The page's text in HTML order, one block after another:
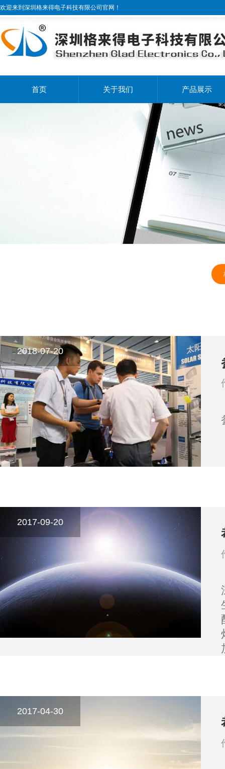
欢迎来到深圳格来得电子科技有限公司官网！
首页 关于我们 产品展示
2018-07-20
2017-09-20
2017-04-30